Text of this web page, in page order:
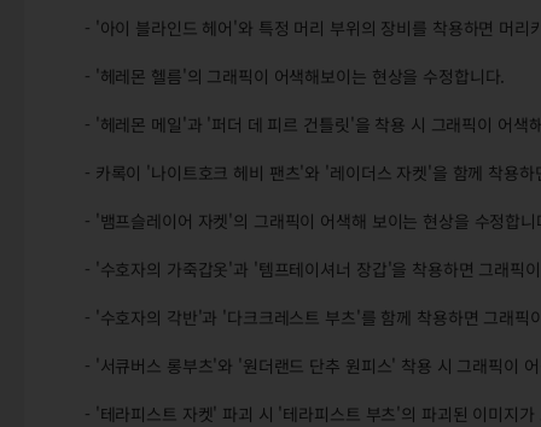
- '아이 블라인드 헤어'와 특정 머리 부위의 장비를 착용하면 머리
- '헤레몬 헬름'의 그래픽이 어색해보이는 현상을 수정합니다.
- '헤레몬 메일'과 '퍼더 데 피르 건틀릿'을 착용 시 그래픽이 어색
- 카록이 '나이트호크 헤비 팬츠'와 '레이더스 자켓'을 함께 착용
- '뱀프슬레이어 자켓'의 그래픽이 어색해 보이는 현상을 수정합니
- '수호자의 가죽갑옷'과 '템프테이셔너 장갑'을 착용하면 그래픽
- '수호자의 각반'과 '다크크레스트 부츠'를 함께 착용하면 그래픽
- '서큐버스 롱부츠'와 '원더랜드 단추 원피스' 착용 시 그래픽이
- '테라피스트 자켓' 파괴 시 '테라피스트 부츠'의 파괴된 이미지